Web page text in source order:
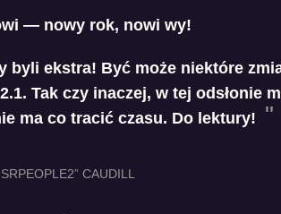
— nowy rok, nowi wy!
byli ekstra! Być może niektóre
Tak czy inaczej, w tej odsłonie
ma co tracić czasu. Do lektury!
CAUDILL